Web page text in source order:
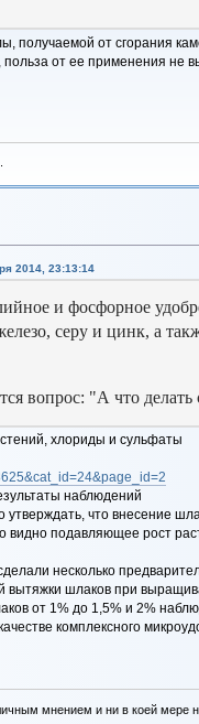
получаемой от сгорания
от ее применения не
2014, 23:13:14
и фосфорное
серу и цинк, а
вопрос: "А что
хлориды и сульфаты
наблюдений
что внесение
видно подавляющее рост
несколько
шлаков при
от 1% до 1,5% и 2%
комплексного
мнением и ни в коей мере